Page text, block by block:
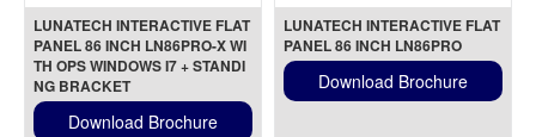
LUNATECH INTERACTIVE FLAT
PANEL 86 INCH LN86PRO-X WI
TH OPS WINDOWS I7 + STANDI
NG BRACKET
Download Brochure
LUNATECH INTERACTIVE FLAT
PANEL 86 INCH LN86PRO
Download Brochure